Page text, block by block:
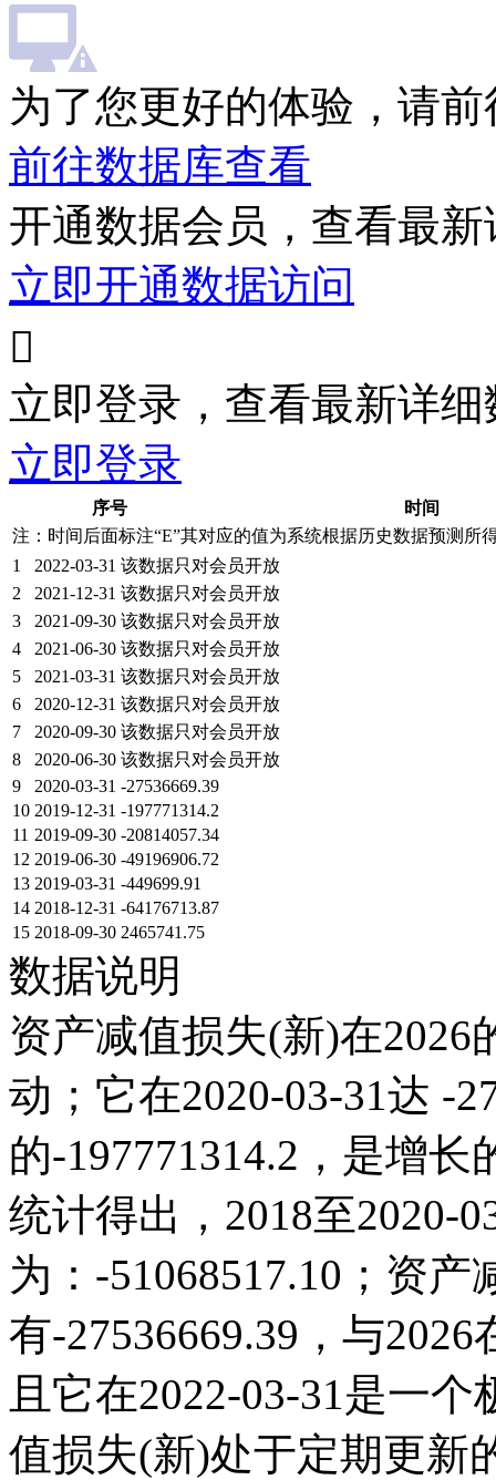
为了您更好的体验，请
前往数据库查看
开通数据会员，查看最
立即开通数据访问

立即登录，查看最新详细
立即登录
序号
时间
注：时间后面标注“E”其对应的值为系统根据历史数据预测所
1
2022-03-31 该数据只对会员开放
2
2021-12-31 该数据只对会员开放
3
2021-09-30 该数据只对会员开放
4
2021-06-30 该数据只对会员开放
5
2021-03-31 该数据只对会员开放
6
2020-12-31 该数据只对会员开放
7
2020-09-30 该数据只对会员开放
8
2020-06-30 该数据只对会员开放
9
2020-03-31 -27536669.39
10 2019-12-31 -197771314.2
11 2019-09-30 -20814057.34
12 2019-06-30 -49196906.72
13 2019-03-31 -449699.91
14 2018-12-31 -64176713.87
15 2018-09-30 2465741.75
数据说明
资产减值损失(新)在2026
动；它在2020-03-31达 -
的-197771314.2，是增
统计得出，2018至2020-
为：-51068517.10；资
有-27536669.39，与
且它在2022-03-31是一
值损失(新)处于定期更新